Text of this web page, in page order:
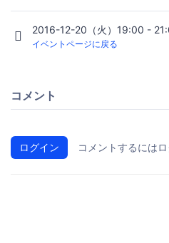
2016-12-20（火）19:00 -
イベントページに戻る
コメント
ログイン コメントするには